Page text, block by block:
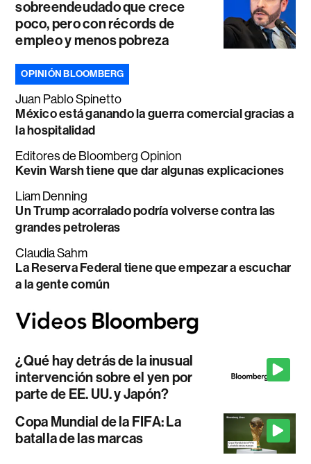
sobreendeudado que crece
poco, pero con récords de
empleo y menos pobreza
OPINIÓN BLOOMBERG
Juan Pablo Spinetto
México está ganando la guerra comercial gracias a
la hospitalidad
Editores de Bloomberg Opinion
Kevin Warsh tiene que dar algunas explicaciones
Liam Denning
Un Trump acorralado podría volverse contra las
grandes petroleras
Claudia Sahm
La Reserva Federal tiene que empezar a escuchar
a la gente común
¿Qué hay detrás de la inusual
intervención sobre el yen por
parte de EE. UU. y Japón?
Copa Mundial de la FIFA: La
batalla de las marcas